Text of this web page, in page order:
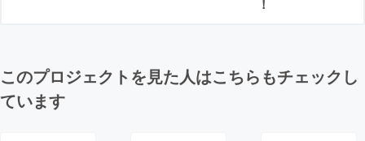
！
このプロジェクトを見た人はこちらもチェックし
ています